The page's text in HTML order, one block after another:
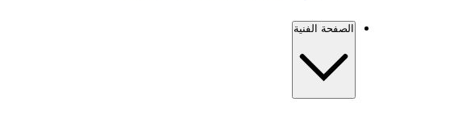
الصفحة الفنية